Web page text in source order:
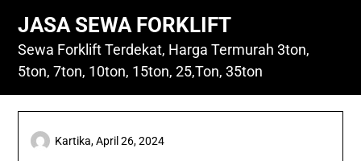
content
JASA SEWA FORKLIFT
Sewa Forklift Terdekat, Harga Termurah 3ton,
5ton, 7ton, 10ton, 15ton, 25,Ton, 35ton
Kartika,April 26, 2024